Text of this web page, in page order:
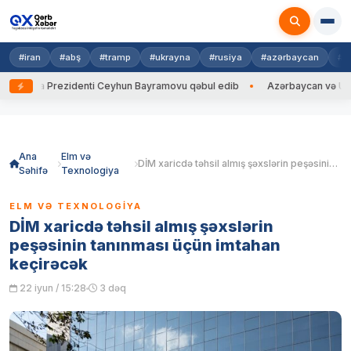
#iran #abş #tramp #ukrayna #rusiya #azərbaycan
Prezidenti Ceyhun Bayramovu qəbul edib Azərbaycan və
Ana
Səhifə
Elm və
Texnologiya
DİM xaricdə təhsil almış şəxslərin peşəsinin tanınması üçün imtahan keçirəcək
ELM VƏ TEXNOLOGIYA
DİM xaricdə təhsil almış şəxslərin
peşəsinin tanınması üçün imtahan
keçirəcək
22 iyun / 15:28 3 dəq